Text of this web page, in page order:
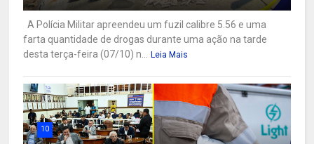
A Polícia Militar apreendeu um fuzil calibre 5.56 e uma
farta quantidade de drogas durante uma ação na tarde
desta terça-feira (07/10) n...
Leia Mais
10